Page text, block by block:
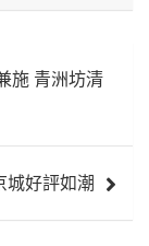
施 青洲坊清
城好評如潮